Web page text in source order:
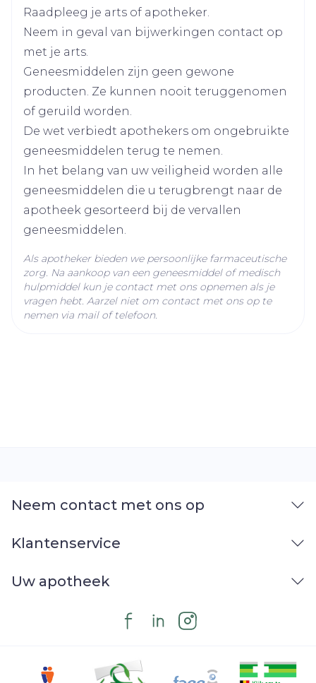
Actieve
Ingrediënten
Vitis vinifera (droog extract)
Behoud
Kamertemperatuur (15°C -
25°C)
Raadpleeg je arts of apotheker.
Neem in geval van bijwerkingen contact op
met je arts.
Geneesmiddelen zijn geen gewone
producten. Ze kunnen nooit teruggenomen
of geruild worden.
De wet verbiedt apothekers om ongebruikte
geneesmiddelen terug te nemen.
In het belang van uw veiligheid worden alle
geneesmiddelen die u terugbrengt naar de
apotheek gesorteerd bij de vervallen
geneesmiddelen.
Als apotheker bieden we persoonlijke farmaceutische
zorg. Na aankoop van een geneesmiddel of medisch
hulpmiddel kun je contact met ons opnemen als je
vragen hebt. Aarzel niet om contact met ons op te
nemen via mail of telefoon.
Neem contact met ons op
Klantenservice
Uw apotheek